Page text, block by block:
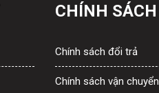
CHÍNH SÁCH
Chính sách đổi trả
Chính sách vận chuyển